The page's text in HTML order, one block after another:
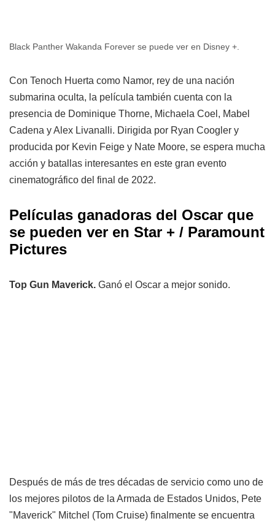
Black Panther Wakanda Forever se puede ver en Disney +.
Con Tenoch Huerta como Namor, rey de una nación
submarina oculta, la película también cuenta con la
presencia de Dominique Thorne, Michaela Coel, Mabel
Cadena y Alex Livanalli. Dirigida por Ryan Coogler y
producida por Kevin Feige y Nate Moore, se espera mucha
acción y batallas interesantes en este gran evento
cinematográfico del final de 2022.
Películas ganadoras del Oscar que
se pueden ver en Star + / Paramount
Pictures
Top Gun Maverick. Ganó el Oscar a mejor sonido.
Después de más de tres décadas de servicio como uno de
los mejores pilotos de la Armada de Estados Unidos, Pete
"Maverick" Mitchel (Tom Cruise) finalmente se encuentra